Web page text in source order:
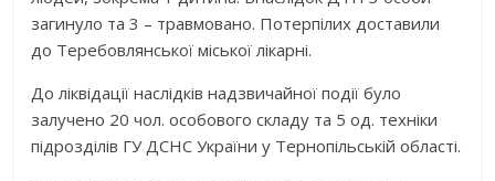
загинуло та 3 – травмовано. Потерпілих доставили
до Теребовлянської міської лікарні.
До ліквідації наслідків надзвичайної події було
залучено 20 чол. особового складу та 5 од. техніки
підрозділів ГУ ДСНС України у Тернопільській області.